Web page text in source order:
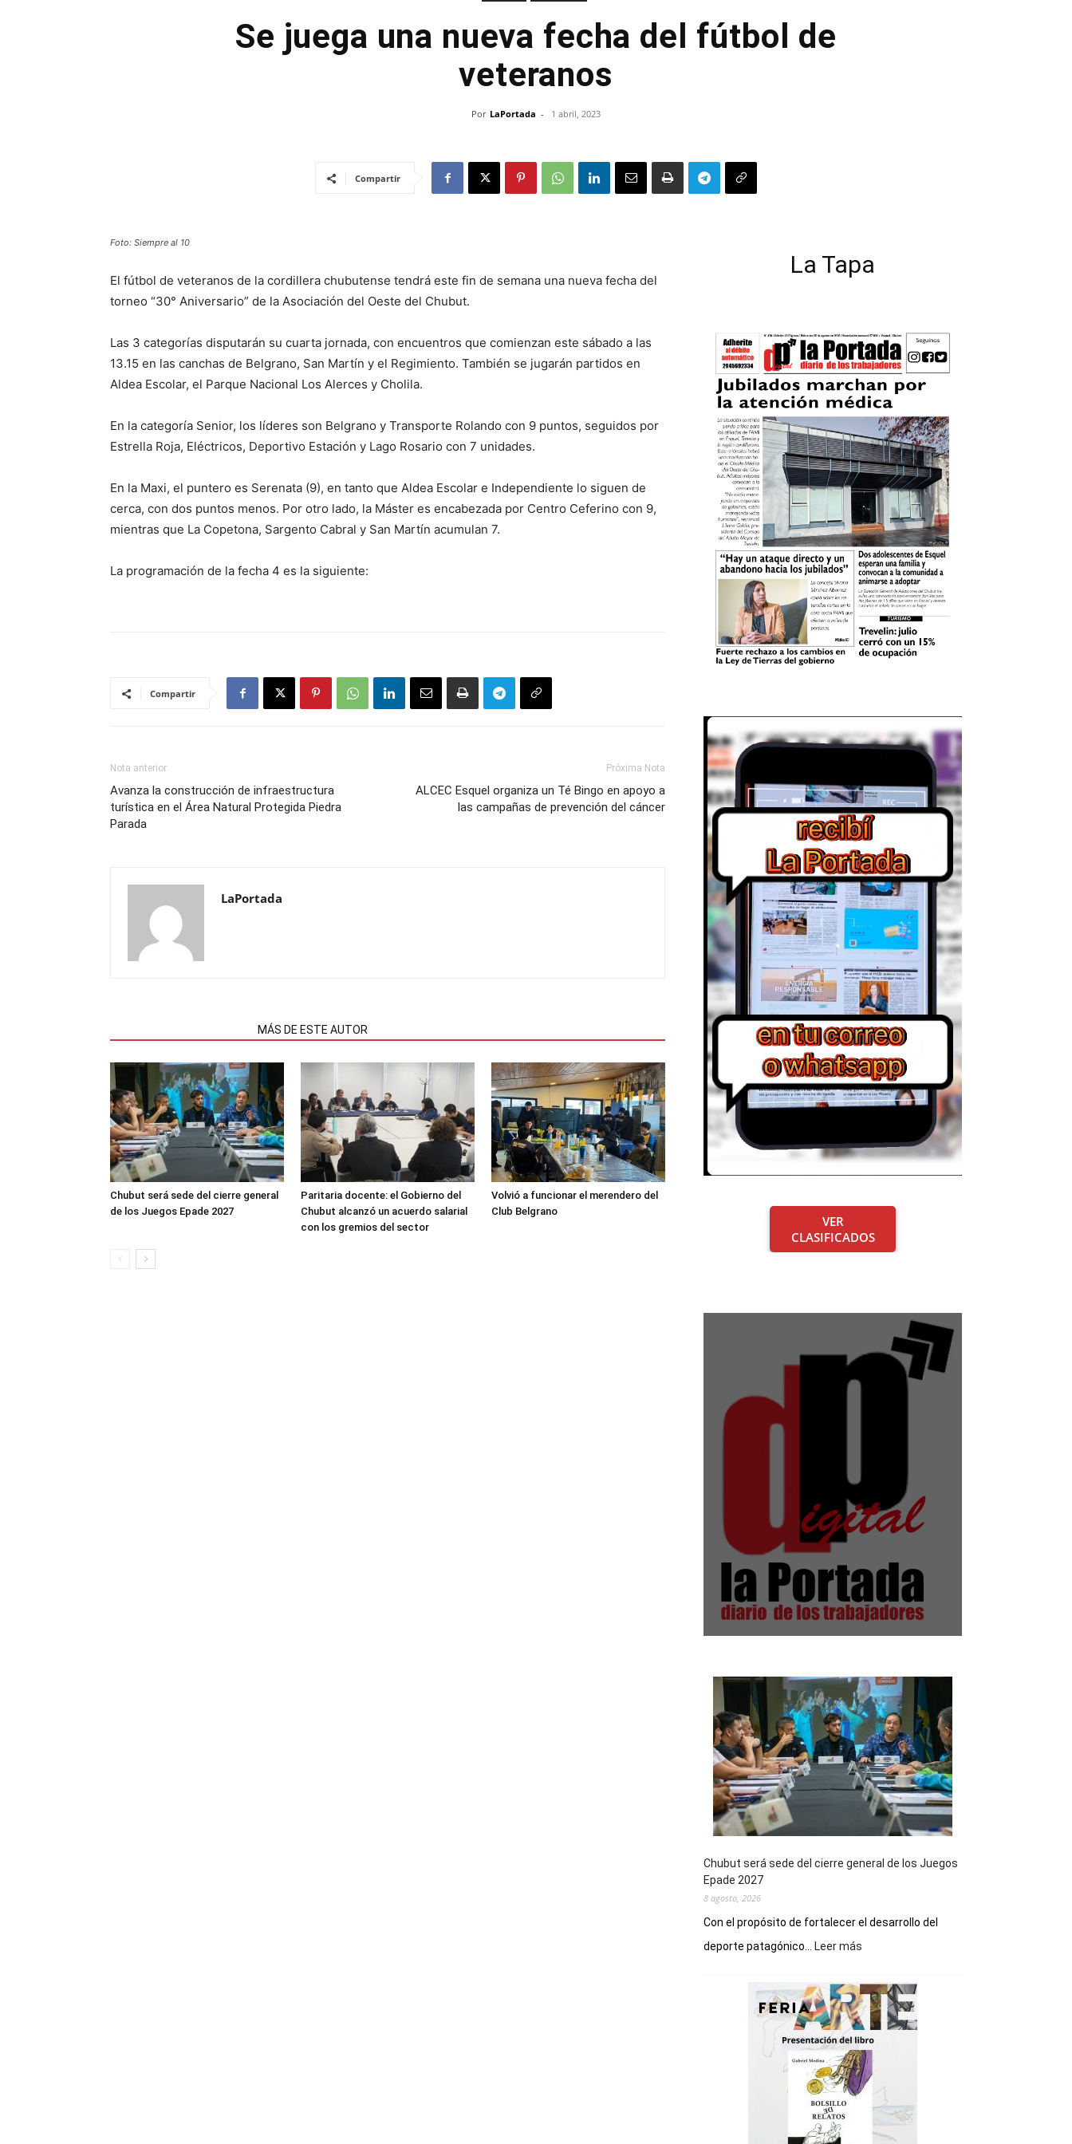
Se juega una nueva fecha del fútbol de
veteranos
Por LaPortada - 1 abril, 2023
Compartir
Foto: Siempre al 10
El fútbol de veteranos de la cordillera chubutense tendrá este fin de semana una nueva fecha del
torneo “30° Aniversario” de la Asociación del Oeste del Chubut.
Las 3 categorías disputarán su cuarta jornada, con encuentros que comienzan este sábado a las
13.15 en las canchas de Belgrano, San Martín y el Regimiento. También se jugarán partidos en
Aldea Escolar, el Parque Nacional Los Alerces y Cholila.
En la categoría Senior, los líderes son Belgrano y Transporte Rolando con 9 puntos, seguidos por
Estrella Roja, Eléctricos, Deportivo Estación y Lago Rosario con 7 unidades.
En la Maxi, el puntero es Serenata (9), en tanto que Aldea Escolar e Independiente lo siguen de
cerca, con dos puntos menos. Por otro lado, la Máster es encabezada por Centro Ceferino con 9,
mientras que La Copetona, Sargento Cabral y San Martín acumulan 7.
La programación de la fecha 4 es la siguiente:
Compartir
Nota anterior
Avanza la construcción de infraestructura
turística en el Área Natural Protegida Piedra
Parada
Próxima Nota
ALCEC Esquel organiza un Té Bingo en apoyo a
las campañas de prevención del cáncer
LaPortada
MÁS DE ESTE AUTOR
Chubut será sede del cierre general
de los Juegos Epade 2027
Paritaria docente: el Gobierno del
Chubut alcanzó un acuerdo salarial
con los gremios del sector
Volvió a funcionar el merendero del
Club Belgrano
La Tapa
VER
CLASIFICADOS
Chubut será sede del cierre general de los Juegos
Epade 2027
8 agosto, 2026
Con el propósito de fortalecer el desarrollo del
deporte patagónico...
Leer más
sede
del
cierre
general
de
los
Juegos
Epade
2027